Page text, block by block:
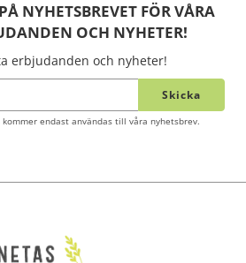
NYHETSBREVET FÖR VÅRA
OCH NYHETER!
erbjudanden och nyheter!
Skicka
endast användas till våra nyhetsbrev.